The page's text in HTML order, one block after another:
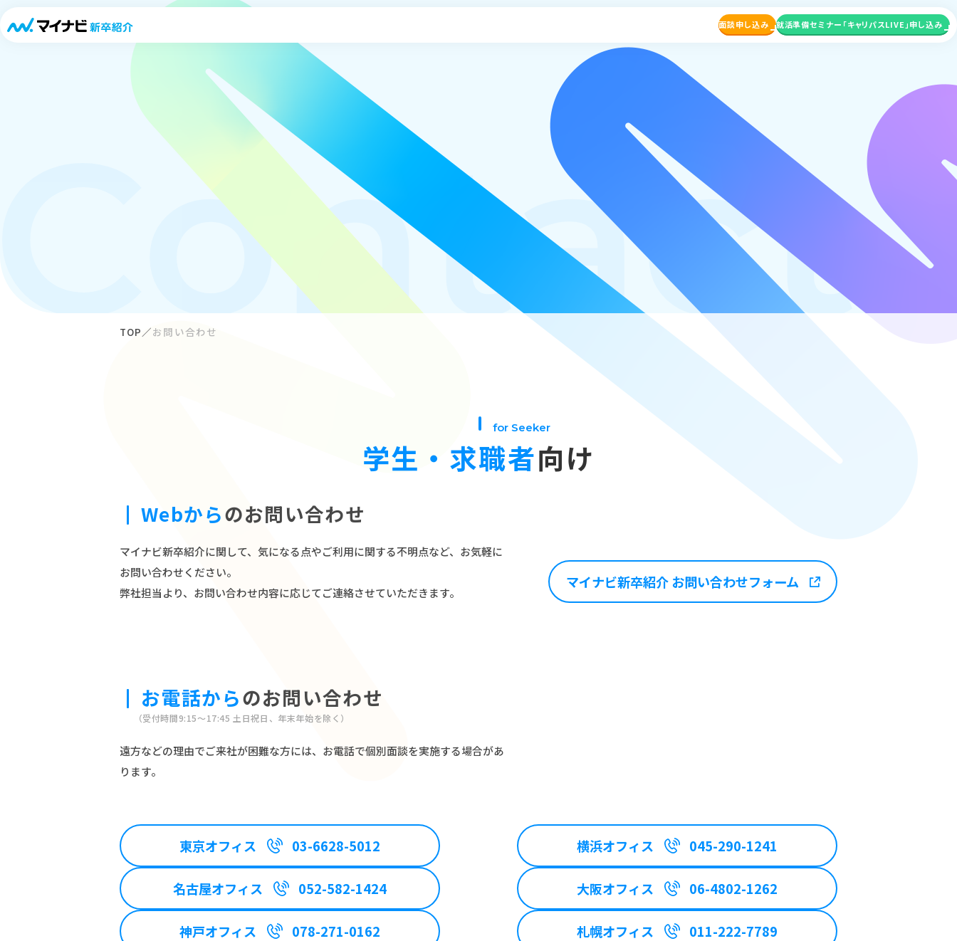
面談申し込み 就活準備セミナー 「キャリパスLIVE」申し込み
お問い合わせ
TOP お問い合わせ
for Seeker
学生・求職者向け
Webからのお問い合わせ
マイナビ新卒紹介に関して、気になる点やご利用に関する不明点など、お気軽に
お問い合わせください。
弊社担当より、お問い合わせ内容に応じてご連絡させていただきます。
マイナビ新卒紹介お問い合わせフォーム
お電話からのお問い合わせ
（受付時間9:15～17:45 土日祝日、年末年始を除く）
遠方などの理由でご来社が困難な方には、お電話で個別面談を実施する場合があ
ります。
東京オフィス 03-6628-5012 横浜オフィス 045-290-1241
名古屋オフィス 052-582-1424 大阪オフィス 06-4802-1262
神戸オフィス 078-271-0162 札幌オフィス 011-222-7789